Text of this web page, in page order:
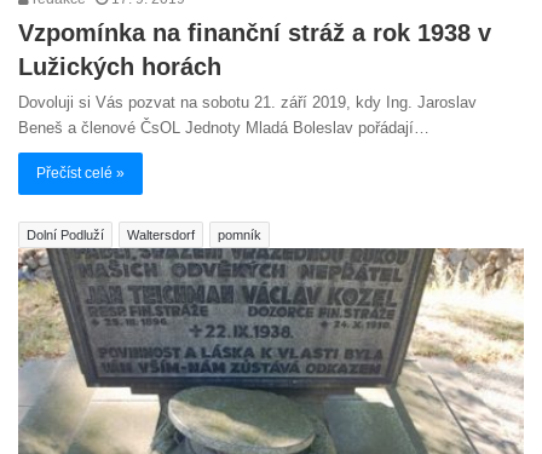
Vzpomínka na finanční stráž a rok 1938 v
Lužických horách
Dovoluji si Vás pozvat na sobotu 21. září 2019, kdy Ing. Jaroslav
Beneš a členové ČsOL Jednoty Mladá Boleslav pořádají…
Přečíst celé »
Dolní Podluží Waltersdorf pomník